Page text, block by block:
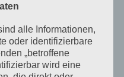
alle Informationen,
oder identifizierbare
„betroffene
wird eine